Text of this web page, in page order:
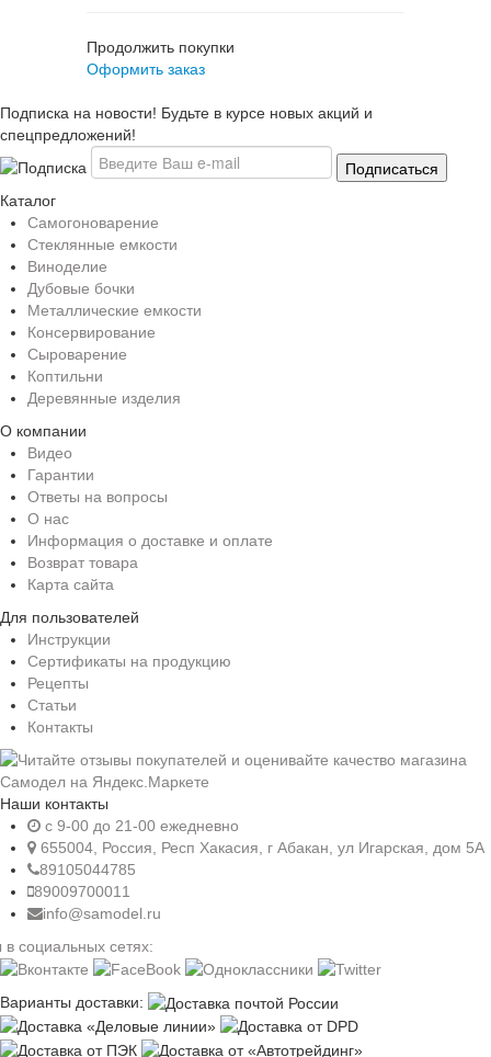
Продолжить покупки
Оформить заказ
Подписка на новости! Будьте в курсе новых акций и
спецпредложений!
Каталог
Самогоноварение
Стеклянные емкости
Виноделие
Дубовые бочки
Металлические емкости
Консервирование
Сыроварение
Коптильни
Деревянные изделия
О компании
Видео
Гарантии
Ответы на вопросы
О нас
Информация о доставке и оплате
Возврат товара
Карта сайта
Для пользователей
Инструкции
Сертификаты на продукцию
Рецепты
Статьи
Контакты
Наши контакты
c 9-00 до 21-00 ежедневно
655004, Россия, Респ Хакасия, г Абакан, ул Игарская, дом 5А
89105044785
89009700011
info@samodel.ru
социальных сетях:
Варианты доставки: